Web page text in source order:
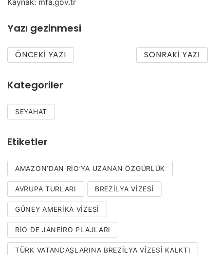
Yazı gezinmesi
ÖNCEKI YAZI SONRAKI YAZI
Kategoriler
SEYAHAT
Etiketler
AMAZON’DAN RIO’YA UZANAN ÖZGÜRLÜK
AVRUPA TURLARI BREZILYA VIZESI
GÜNEY AMERIKA VIZESI
RIO DE JANEIRO PLAJLARI
TÜRK VATANDAŞLARINA BREZILYA VIZESI KALKTI